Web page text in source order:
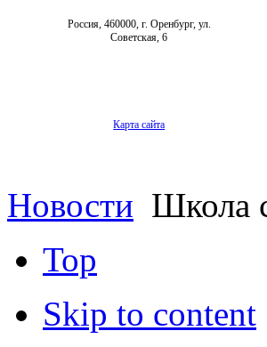
Россия, 460000, г. Оренбург, ул.
Советская, 6
Карта сайта
Новости Школа
Top
Skip to content